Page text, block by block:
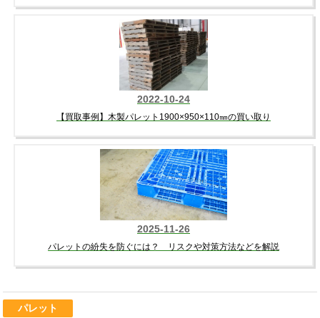
2022-10-24
【買取事例】木製パレット1900×950×110㎜の買い取り
2025-11-26
パレットの紛失を防ぐには？ リスクや対策方法などを解説
パレット